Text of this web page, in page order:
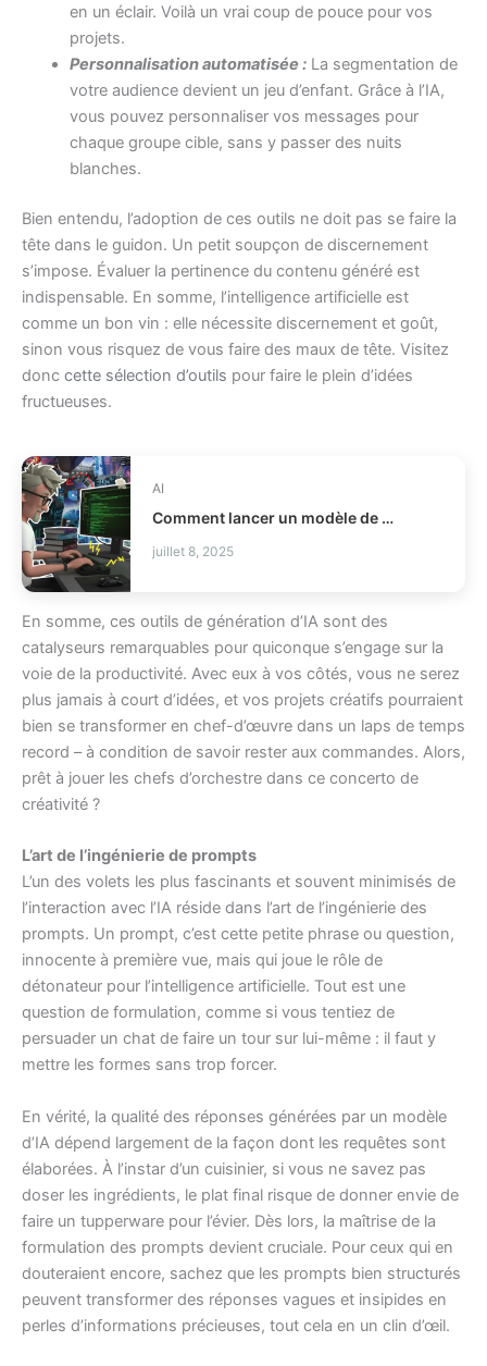
en un éclair. Voilà un vrai coup de pouce pour vos
projets.
Personnalisation automatisée :La segmentation de
votre audience devient un jeu d’enfant. Grâce à l’IA,
vous pouvez personnaliser vos messages pour
chaque groupe cible, sans y passer des nuits
blanches.
Bien entendu, l’adoption de ces outils ne doit pas se faire la
tête dans le guidon. Un petit soupçon de discernement
s’impose. Évaluer la pertinence du contenu généré est
indispensable. En somme, l’intelligence artificielle est
comme un bon vin : elle nécessite discernement et goût,
sinon vous risquez de vous faire des maux de tête. Visitez
donc cette sélection d’outils pour faire le plein d’idées
fructueuses.
AI
Comment lancer un modèle de codage local avec llama.cpp ?
juillet 8, 2025
En somme, ces outils de génération d’IA sont des
catalyseurs remarquables pour quiconque s’engage sur la
voie de la productivité. Avec eux à vos côtés, vous ne serez
plus jamais à court d’idées, et vos projets créatifs pourraient
bien se transformer en chef-d’œuvre dans un laps de temps
record – à condition de savoir rester aux commandes. Alors,
prêt à jouer les chefs d’orchestre dans ce concerto de
créativité ?
L’art de l’ingénierie de prompts
L’un des volets les plus fascinants et souvent minimisés de
l’interaction avec l’IA réside dans l’art de l’ingénierie des
prompts. Un prompt, c’est cette petite phrase ou question,
innocente à première vue, mais qui joue le rôle de
détonateur pour l’intelligence artificielle. Tout est une
question de formulation, comme si vous tentiez de
persuader un chat de faire un tour sur lui-même : il faut y
mettre les formes sans trop forcer.
En vérité, la qualité des réponses générées par un modèle
d’IA dépend largement de la façon dont les requêtes sont
élaborées. À l’instar d’un cuisinier, si vous ne savez pas
doser les ingrédients, le plat final risque de donner envie de
faire un tupperware pour l’évier. Dès lors, la maîtrise de la
formulation des prompts devient cruciale. Pour ceux qui en
douteraient encore, sachez que les prompts bien structurés
peuvent transformer des réponses vagues et insipides en
perles d’informations précieuses, tout cela en un clin d’œil.